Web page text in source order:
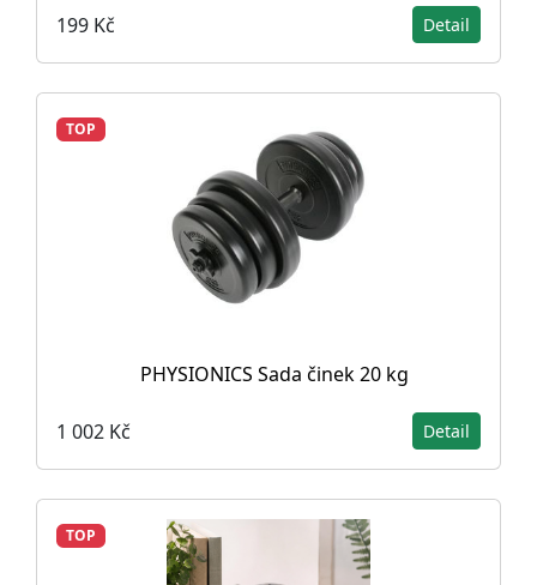
199 Kč Detail
TOP
PHYSIONICS Sada činek 20 kg
1 002 Kč Detail
TOP